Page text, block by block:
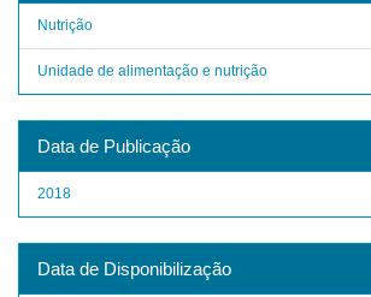
Nutrição
Unidade de alimentação e nutrição
Data de Publicação
2018
Data de Disponibilização